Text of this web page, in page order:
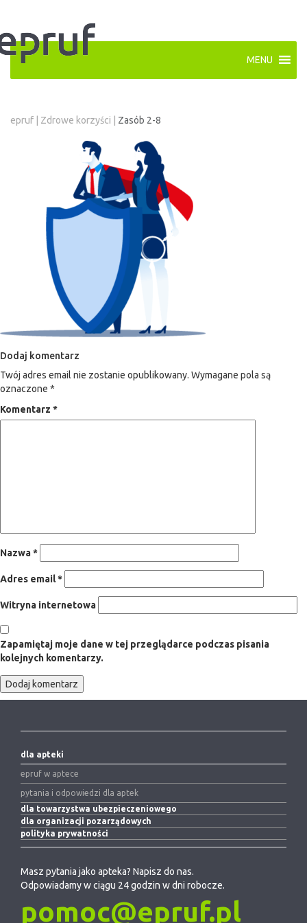
MENU
epruf Zdrowe korzyści Zasób 2-8
Dodaj komentarz
Twój adres email nie zostanie opublikowany. Wymagane pola są
oznaczone *
Komentarz *
Nazwa*
Adres email*
Witryna internetowa
Zapamiętaj moje dane w tej przeglądarce podczas pisania
kolejnych komentarzy.
dla apteki
epruf w aptece
pytania i odpowiedzi dla aptek
dla towarzystwa ubezpieczeniowego
dla organizacji pozarządowych
polityka prywatności
Masz pytania jako apteka? Napisz do nas.
Odpowiadamy w ciągu 24 godzin w dni robocze.
pomoc@epruf.pl